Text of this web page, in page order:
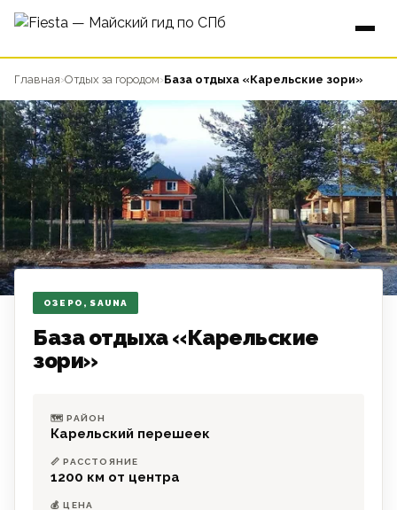
Главная›Отдых за городом›База отдыха «Карельские зори»
ОЗЕРО, SAUNA
База отдыха «Карельские
зори»
🗺 РАЙОН
Карельский перешеек
📏 РАССТОЯНИЕ
1200 км от центра
💰 ЦЕНА